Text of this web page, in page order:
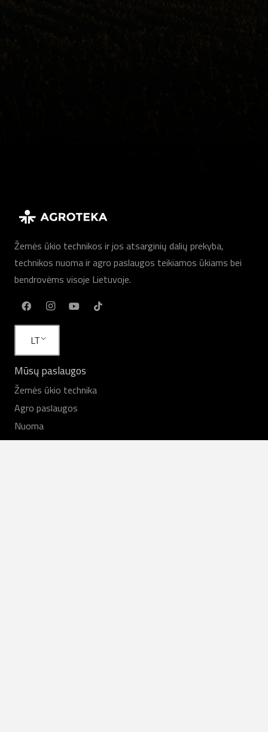
Žemės ūkio technikos ir jos atsarginių dalių prekyba,
technikos nuoma ir agro paslaugos teikiamos ūkiams bei
bendrovėms visoje Lietuvoje.
LT
Mūsų paslaugos
Žemės ūkio technika
Agro paslaugos
Nuoma
Technika sandėlyje